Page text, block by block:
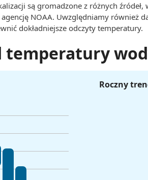
są gromadzone z różnych
NOAA. Uwzględniamy również
dokładniejsze odczyty temperatury.
temperatury
Roczny